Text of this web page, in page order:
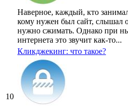
Наверное, каждый, кто
кому нужен был сайт, слышал
нужно сжимать. Однако при
интернета это звучит как-то...
10
Кликджекинг: что такое?